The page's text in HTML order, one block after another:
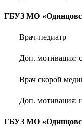
ГБУЗ МО
Врач-педиатр
Доп. мотивация:
Врач скорой
Доп. мотивация:
ГБУЗ МО